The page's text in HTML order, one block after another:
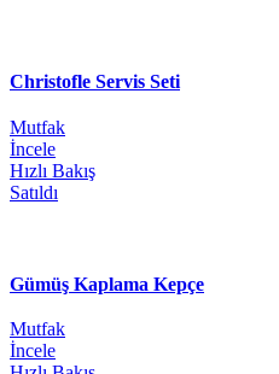
Christofle Servis Seti
Mutfak
İncele
Hızlı Bakış
Satıldı
Gümüş Kaplama Kepçe
Mutfak
İncele